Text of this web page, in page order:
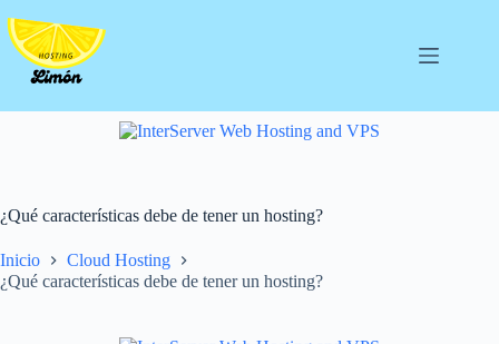
al
contenido
¿Qué características debe de tener un hosting?
Inicio
Cloud Hosting
¿Qué características debe de tener un hosting?